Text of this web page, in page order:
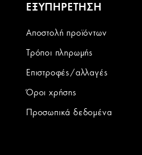
ΕΞΥΠΗΡΕΤΗΣΗ
Αποστολή προϊόντων
Τρόποι πληρωμής
Επιστροφές/αλλαγές
Όροι χρήσης
Προσωπικά δεδομένα